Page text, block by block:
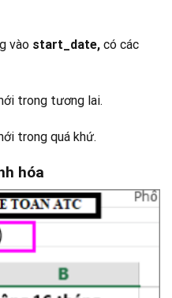
vào start_date, có các
trong tương lai.
trong quá khứ.
hóa